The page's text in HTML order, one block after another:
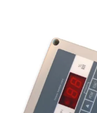
Renhold
Vinduspusseutstyr